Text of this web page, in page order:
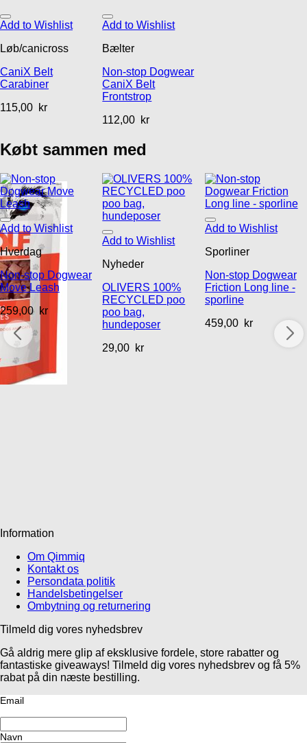
Add to Wishlist
Løb/canicross
CaniX Belt
Carabiner
115,00 kr
Add to Wishlist
Bælter
Non-stop Dogwear
CaniX Belt
Frontstrop
112,00 kr
Købt sammen med
Add to Wishlist
Hverdag
Non-stop Dogwear
Move Leash
259,00 kr
Add to Wishlist
Nyheder
OLIVERS 100%
RECYCLED poo
poo bag,
hundeposer
29,00 kr
Add to Wishlist
Sporliner
Non-stop Dogwear
Friction Long line -
sporline
459,00 kr
Information
Om Qimmiq
Kontakt os
Persondata politik
Handelsbetingelser
Ombytning og returnering
Tilmeld dig vores nyhedsbrev
Gå aldrig mere glip af eksklusive fordele, store rabatter og
fantastiske giveaways! Tilmeld dig vores nyhedsbrev og få 5%
rabat på din næste bestilling.
Email
Navn